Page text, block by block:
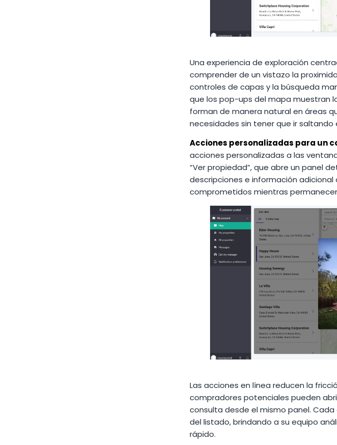
Una experiencia de exploración
comprender de un vistazo la
controles de capas y la búsqueda
que los pop-ups del mapa muestran
forman de manera natural en áreas
necesidades sin tener que ir saltando
Acciones personalizadas para un
acciones personalizadas a las
“Ver propiedad”, que abre un panel
descripciones e información
comprometidos mientras
Las acciones en línea reducen la
compradores potenciales pueden
consulta desde el mismo panel.
del listado, brindando a su equipo
rápido.